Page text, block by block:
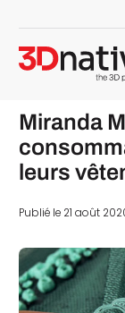
Miranda
leurs
Publié le 21 août